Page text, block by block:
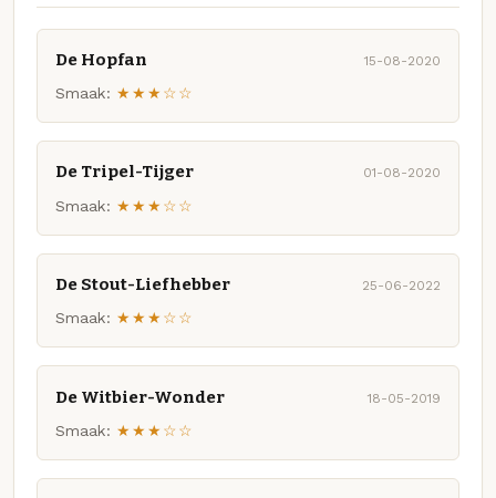
De Hopfan 15-08-2020
Smaak: ★★★☆☆
De Tripel-Tijger 01-08-2020
Smaak: ★★★☆☆
De Stout-Liefhebber 25-06-2022
Smaak: ★★★☆☆
De Witbier-Wonder 18-05-2019
Smaak: ★★★☆☆